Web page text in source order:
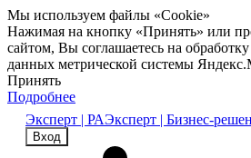
Мы используем файлы «Cookie»
Нажимая на кнопку «Принять» или
сайтом, Вы соглашаетесь на
данных метрической системы
Принять
Подробнее
Эксперт | РАЭксперт | Бизнес-
Вход